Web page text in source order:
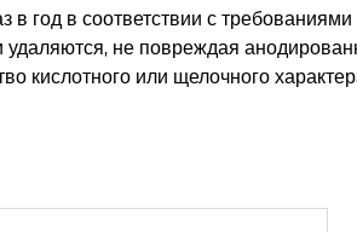
в год в соответствии с
не повреждая
кислотного или щелочного